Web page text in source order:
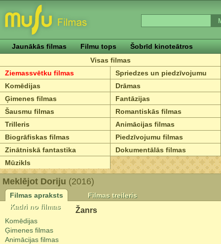
Jaunākās filmas Filmu tops
Šobrīd kinoteātros
Visas filmas
Ziemassvētku filmas
Spriedzes un piedzīvojumu
Komēdijas
Drāmas
Ģimenes filmas
Fantāzijas
Šausmu filmas
Romantiskās filmas
Trilleris
Animācijas filmas
Biogrāfiskas filmas
Piedzīvojumu filmas
Zinātniskā fantastika
Dokumentālās filmas
Mūzikls
Meklējot Doriju (2016)
Filmas apraksts
Filmas treileris
Kadri no filmas
Žanrs
Komēdijas
Ģimenes filmas
Animācijas filmas